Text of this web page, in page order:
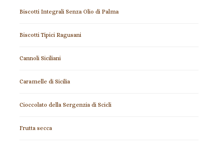
Biscotti Integrali Senza Olio di Palma
Biscotti Tipici Ragusani
Cannoli Siciliani
Caramelle di Sicilia
Cioccolato della Sergenzia di Scicli
Frutta secca